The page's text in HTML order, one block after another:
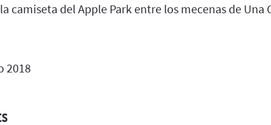
camiseta del Apple Park entre los mecenas de Una
2018